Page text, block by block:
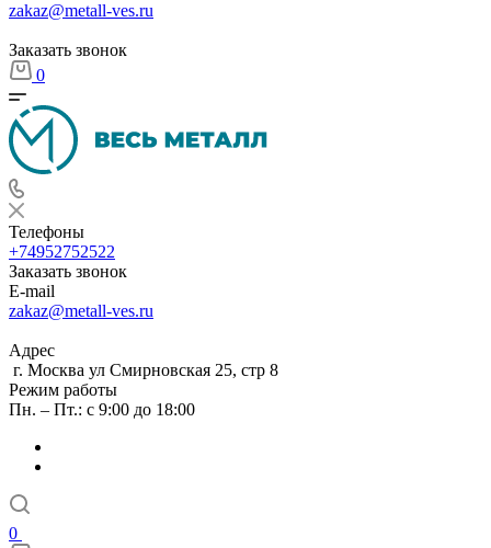
zakaz@metall-ves.ru
Заказать звонок
0
Телефоны
+74952752522
Заказать звонок
E-mail
zakaz@metall-ves.ru
Адрес
г. Москва ул Смирновская 25, стр 8
Режим работы
Пн. – Пт.: с 9:00 до 18:00
0